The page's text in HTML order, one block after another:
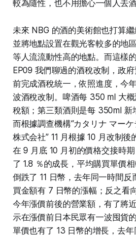
較為隨性，也不用擔心一個人去
未來 NBG 的酒的美術館也打算繼
並將地點設置在觀光客較多的地
等人流流動性高的地點。而這樣
EP09 我們聊過的酒稅改制，政
前完成酒稅統一，依照進度，今
波酒稅改制。啤酒每 350 ml 大
稅額；第三類酒則是每 350ml 新
而根據調查機構“カタリナ マー
株式会社” 11 月根據 10 月改制後
在 9 月底 10 月初的價格交接時
了 1.8 ％的成長，平均購買單價
倒跌了 11 日幣，去年同一時間
買金額有 7 日幣的漲幅；反之看
今年漲價前後的營業額，有了將
示在漲價前日本民眾有一波囤貨
單價也有了 13 日幣的增長，去